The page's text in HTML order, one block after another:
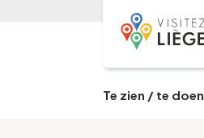
Te zien / te doen